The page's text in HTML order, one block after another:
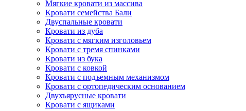
Мягкие кровати из массива
Кровати семейства Бали
Двуспальные кровати
Кровати из дуба
Кровати с мягким изголовьем
Кровати с тремя спинками
Кровати из бука
Кровати с ковкой
Кровати с подъемным механизмом
Кровати с ортопедическим основанием
Двухъярусные кровати
Кровати с ящиками